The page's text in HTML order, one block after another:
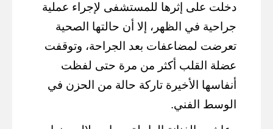
دخلت على إثرها للمستشفى لإجراء عملية
جراحية في الظهر، إلا أن حالتها الصحية
تعرضت لمضاعفات بعد الجراحة، وتوقفت
عضلة القلب أكثر من مرة حتى لفظت
أنفاسها الأخيرة تاركة حالة من الحزن في
الوسط الفني.